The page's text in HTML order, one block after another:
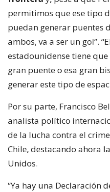
permitimos que ese tipo
puedan generar puentes
ambos, va a ser un gol”.
estadounidense tiene
gran puente o esa gran
generar este tipo de
Por su parte, Francisco
analista político
de la lucha contra el
Chile, destacando ahora
Unidos.
“Ya hay una Declaración